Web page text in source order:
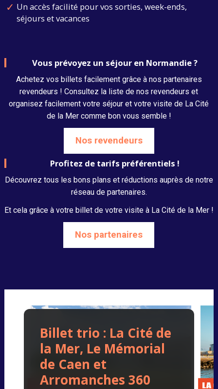
Un accès facilité pour vos sorties, week-ends,
séjours et vacances
Vous prévoyez un séjour en Normandie ?
Achetez vos billets facilement grâce à nos partenaires
revendeurs ! Consultez la liste de nos revendeurs et
organisez facilement votre séjour et votre visite de La Cité
de la Mer comme bon vous semble !
Nos revendeurs
Profitez de tarifs préférentiels !
Découvrez tous les bons plans et réductions auprès de notre
réseau de partenaires.
Et cela grâce à votre billet de votre visite à La Cité de la Mer !
Nos partenaires
Billet trio : La Cité de
la Mer, Le Mémorial
de Caen et
Arromanches 360